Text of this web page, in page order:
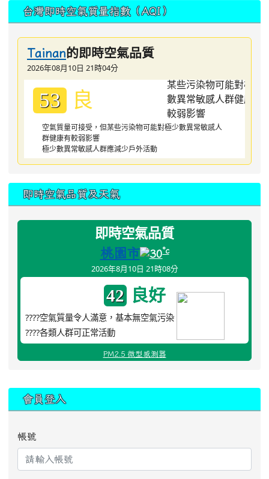
台灣即時空氣質量指數（AQI）
Tainan的即時空氣品質
2026年08月10日 21時04分
53 良
空氣質量可接受，但某些污染物可能對極少數異常敏感人
群健康有較弱影響
極少數異常敏感人群應減少戶外活動
即時空氣品質及天氣
即時空氣品質
桃園市 30°c
2026年8月10日 21時08分
42 良好
????空氣質量令人滿意，基本無空氣污染
????各類人群可正常活動
PM2.5 微型感測器
會員登入
帳號